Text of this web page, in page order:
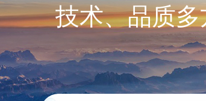
技术、品质